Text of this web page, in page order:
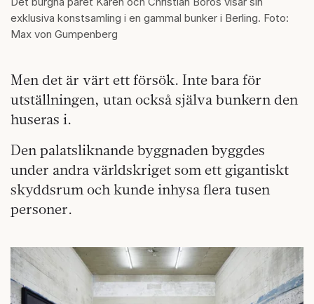
exklusiva konstsamling i en gammal bunker i Berling. Foto:
Max von Gumpenberg
Men det är värt ett försök. Inte bara för
utställningen, utan också själva bunkern den
huseras i.
Den palatsliknande byggnaden byggdes
under andra världskriget som ett gigantiskt
skyddsrum och kunde inhysa flera tusen
personer.